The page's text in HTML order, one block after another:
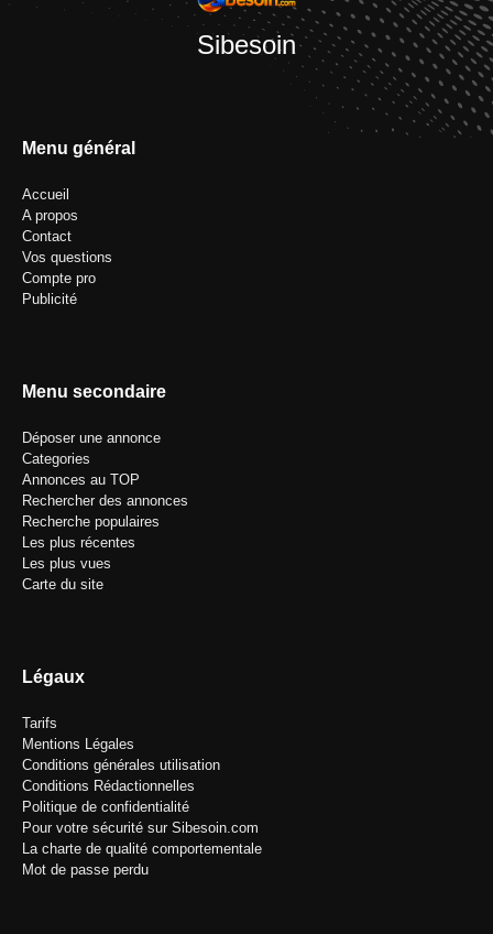
Sibesoin
Menu général
Accueil
A propos
Contact
Vos questions
Compte pro
Publicité
Menu secondaire
Déposer une annonce
Categories
Annonces au TOP
Rechercher des annonces
Recherche populaires
Les plus récentes
Les plus vues
Carte du site
Légaux
Tarifs
Mentions Légales
Conditions générales utilisation
Conditions Rédactionnelles
Politique de confidentialité
Pour votre sécurité sur Sibesoin.com
La charte de qualité comportementale
Mot de passe perdu